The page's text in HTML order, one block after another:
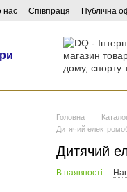
нас Співпраця Публічна
Головна
Дитячий
Дитячий
В наявності